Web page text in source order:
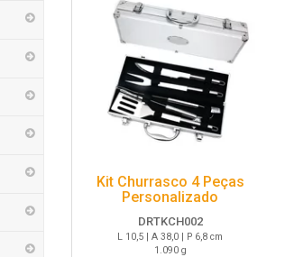
Kit Churrasco 4 Peças
Personalizado
DRTKCH002
L 10,5 | A 38,0 | P 6,8 cm
1.090 g